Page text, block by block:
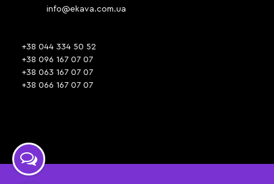
info@ekava.com.ua
+38 044 334 50 52
+38 096 167 07 07
+38 063 167 07 07
+38 066 167 07 07